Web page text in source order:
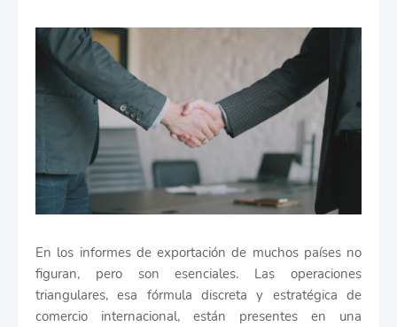
En los informes de exportación de muchos países no
figuran, pero son esenciales. Las operaciones
triangulares, esa fórmula discreta y estratégica de
comercio internacional, están presentes en una